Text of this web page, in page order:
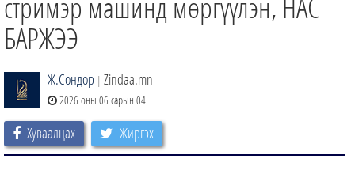
ЗИНДАА СЭТГҮҮЛ
стримэр машинд мөргүүлэн, НАС
БАРЖЭЭ
Ж.Сондор | Zindaa.mn
2026 оны 06 сарын 04
Хуваалцах Жиргэх